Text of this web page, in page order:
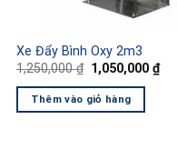
Xe Đẩy Bình Oxy 2m3
1,250,000₫ Giá
gốc
là:
1,250,000 ₫.
1,050,000₫Giá
hiện
Thêm vào giỏ hàng